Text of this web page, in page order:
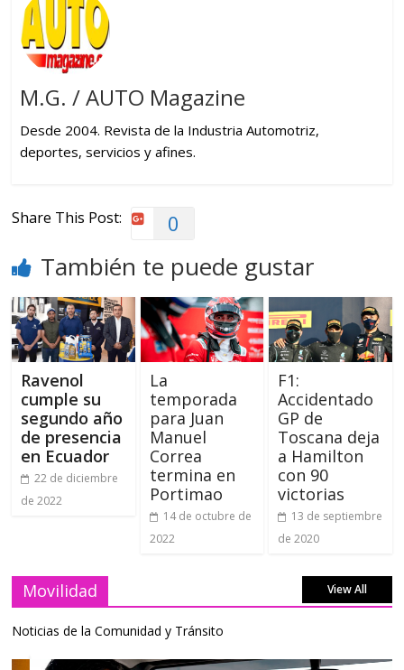
M.G. / AUTO Magazine
Desde 2004. Revista de la Industria Automotriz,
deportes, servicios y afines.
Share This Post: 0
También te puede gustar
Ravenol
cumple su
segundo año
de presencia
en Ecuador
22 de diciembre
de 2022
La
temporada
para Juan
Manuel
Correa
termina en
Portimao
14 de octubre de
2022
F1:
Accidentado
GP de
Toscana deja
a Hamilton
con 90
victorias
13 de septiembre
de 2020
Movilidad View All
Noticias de la Comunidad y Tránsito